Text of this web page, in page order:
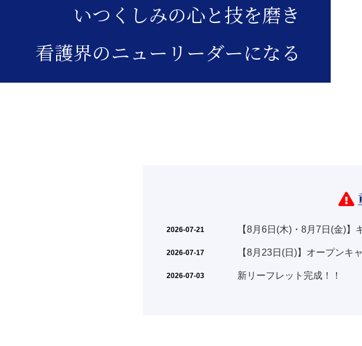
いつくしみの心と技を磨き
看護界のニューリーダーになる
2026-07-21 【8月6日(木)・8月7日(金)
2026-07-17 【8月23日(日)】オープンキ
2026-07-03 新リーフレット完成！！